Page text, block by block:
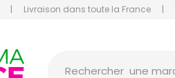
| Livraison dans toute la France |
Rechercher